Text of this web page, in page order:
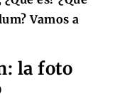
Vamos a
la foto